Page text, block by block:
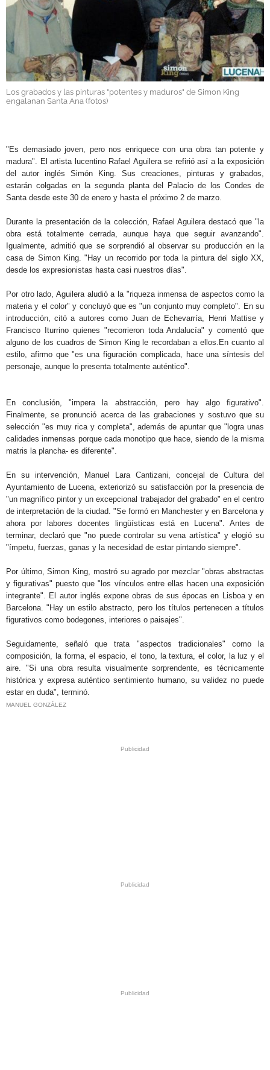
GALERÍAS
Los grabados y las pinturas "potentes y maduros" de Simon King
engalanan Santa Ana (fotos)
"Es demasiado joven, pero nos enriquece con una obra tan potente y
madura". El artista lucentino Rafael Aguilera se refirió así a la exposición
del autor inglés Simón King. Sus creaciones, pinturas y grabados,
estarán colgadas en la segunda planta del Palacio de los Condes de
Santa desde este 30 de enero y hasta el próximo 2 de marzo.
Durante la presentación de la colección, Rafael Aguilera destacó que "la
obra está totalmente cerrada, aunque haya que seguir avanzando".
Igualmente, admitió que se sorprendió al observar su producción en la
casa de Simon King. "Hay un recorrido por toda la pintura del siglo XX,
desde los expresionistas hasta casi nuestros días".
Por otro lado, Aguilera aludió a la "riqueza inmensa de aspectos como la
materia y el color" y concluyó que es "un conjunto muy completo". En su
introducción, citó a autores como Juan de Echevarría, Henri Mattise y
Francisco Iturrino quienes "recorrieron toda Andalucía" y comentó que
alguno de los cuadros de Simon King le recordaban a ellos. En cuanto al
estilo, afirmo que "es una figuración complicada, hace una síntesis del
personaje, aunque lo presenta totalmente auténtico".
En conclusión, "impera la abstracción, pero hay algo figurativo".
Finalmente, se pronunció acerca de las grabaciones y sostuvo que su
selección "es muy rica y completa", además de apuntar que "logra unas
calidades inmensas porque cada monotipo que hace, siendo de la misma
matris la plancha- es diferente".
En su intervención, Manuel Lara Cantizani, concejal de Cultura del
Ayuntamiento de Lucena, exteriorizó su satisfacción por la presencia de
"un magnífico pintor y un excepcional trabajador del grabado" en el centro
de interpretación de la ciudad. "Se formó en Manchester y en Barcelona y
ahora por labores docentes lingüísticas está en Lucena". Antes de
terminar, declaró que "no puede controlar su vena artística" y elogió su
"ímpetu, fuerzas, ganas y la necesidad de estar pintando siempre".
Por último, Simon King, mostró su agrado por mezclar "obras abstractas
y figurativas" puesto que "los vínculos entre ellas hacen una exposición
integrante". El autor inglés expone obras de sus épocas en Lisboa y en
Barcelona. "Hay un estilo abstracto, pero los títulos pertenecen a títulos
figurativos como bodegones, interiores o paisajes".
Seguidamente, señaló que trata "aspectos tradicionales" como la
composición, la forma, el espacio, el tono, la textura, el color, la luz y el
aire. "Si una obra resulta visualmente sorprendente, es técnicamente
histórica y expresa auténtico sentimiento humano, su validez no puede
estar en duda", terminó.
MANUEL GONZÁLEZ